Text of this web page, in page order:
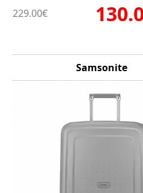
229.00€
Samsonite